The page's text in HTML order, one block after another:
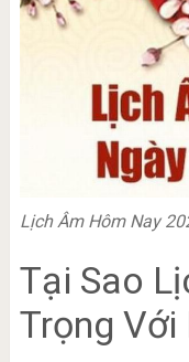
Lịch Âm Hôm Nay
Tại Sao
Trọng